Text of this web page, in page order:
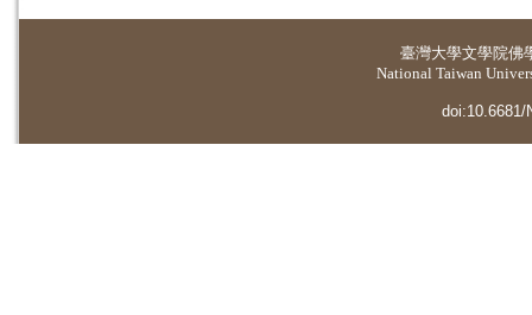
臺灣大學文學院佛
National Taiwan
doi:10.6681/